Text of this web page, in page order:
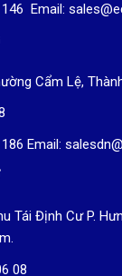
Email:
Cẩm Lệ,
Email:
Tái Định Cư P.
08